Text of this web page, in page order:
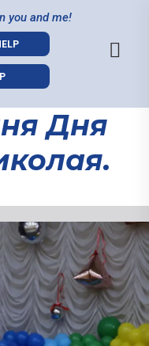
you and me!
Дня
святого